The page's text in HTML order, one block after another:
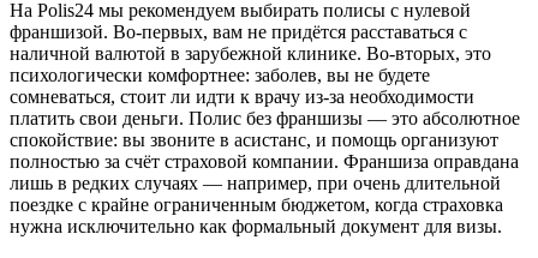
На Polis24 мы рекомендуем выбирать полисы с нулевой
франшизой. Во-первых, вам не придётся расставаться с
наличной валютой в зарубежной клинике. Во-вторых, это
психологически комфортнее: заболев, вы не будете
сомневаться, стоит ли идти к врачу из-за необходимости
платить свои деньги. Полис без франшизы — это абсолютное
спокойствие: вы звоните в асистанс, и помощь организуют
полностью за счёт страховой компании. Франшиза оправдана
лишь в редких случаях — например, при очень длительной
поездке с крайне ограниченным бюджетом, когда страховка
нужна исключительно как формальный документ для визы.